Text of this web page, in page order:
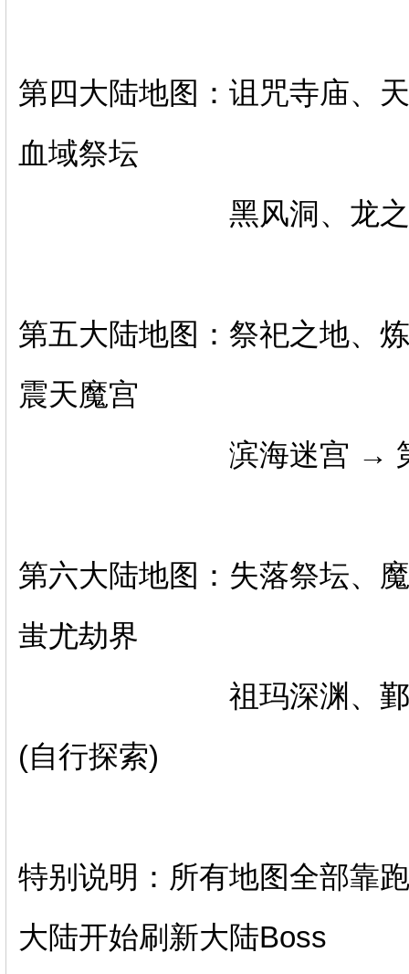
第四大陆地图：诅咒寺庙、
血域祭坛
黑风洞、龙之谷、
第五大陆地图：祭祀之地、
震天魔宫
滨海迷宫 → 第
第六大陆地图：失落祭坛、
蚩尤劫界
祖玛深渊、鄞都迷
(自行探索)
特别说明：所有地图全部靠
大陆开始刷新大陆Boss